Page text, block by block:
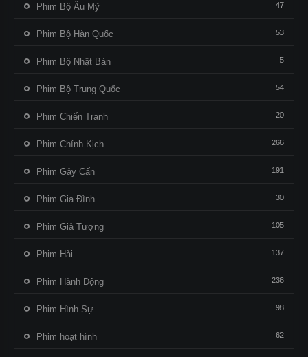
Phim Bộ Âu Mỹ 47
Phim Bộ Hàn Quốc 53
Phim Bộ Nhật Bản 5
Phim Bộ Trung Quốc 54
Phim Chiến Tranh 20
Phim Chính Kịch 266
Phim Gây Cấn 191
Phim Gia Đình 30
Phim Giả Tượng 105
Phim Hài 137
Phim Hành Động 236
Phim Hình Sự 98
Phim hoạt hình 62